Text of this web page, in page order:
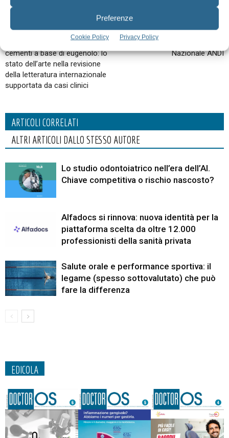
Preferenze
Cookie Policy Privacy Policy
Articolo precedente
La sigillatura endocanalare con
cementi a base di eugenolo: lo
stato dell’arte nella revisione
della letteratura internazionale
supportata da casi clinici
Articolo successivo
62° Congresso Scientifico
Nazionale ANDI
ARTICOLI CORRELATI
ALTRI ARTICOLI DALLO STESSO AUTORE
Lo studio odontoiatrico nell’era dell’AI.
Chiave competitiva o rischio nascosto?
Alfadocs si rinnova: nuova identità per la
piattaforma scelta da oltre 12.000
professionisti della sanità privata
Salute orale e performance sportiva: il
legame (spesso sottovalutato) che può
fare la differenza
EDICOLA